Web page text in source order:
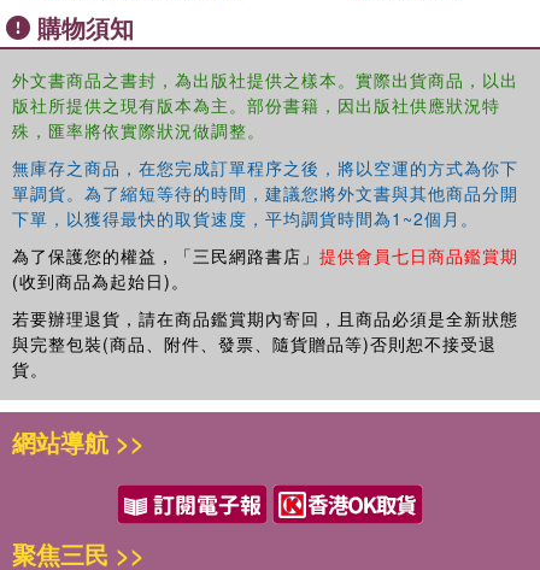
購物須知
外文書商品之書封，為出版社提供之樣本。實際出貨商品，以出
版社所提供之現有版本為主。部份書籍，因出版社供應狀況特
殊，匯率將依實際狀況做調整。
無庫存之商品，在您完成訂單程序之後，將以空運的方式為你下
單調貨。為了縮短等待的時間，建議您將外文書與其他商品分開
下單，以獲得最快的取貨速度，平均調貨時間為1~2個月。
為了保護您的權益，「三民網路書店」 提供會員七日商品鑑賞期
(收到商品為起始日)。
若要辦理退貨，請在商品鑑賞期內寄回，且商品必須是全新狀態
與完整包裝(商品、附件、發票、隨貨贈品等)否則恕不接受退
貨。
網站導航 >>
聚焦三民 >>